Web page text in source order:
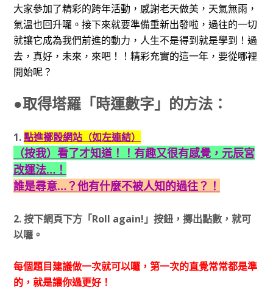
大家參加了精彩的跨年活動，感謝老天做美，天氣無雨，
氣溫也回升囉。接下來就要準備重新出發啦，過往的一切
就讓它成為我們前進的動力，人生不是得到就是學到！過
去，真好，未來，來吧！！精彩充實的這一年，要從哪裡
開始呢？
●取得塔羅「時運數字」的方法：
1.點進擲骰網站（如左連結）
（按我）看了才知道！！有趣又很有感覺，元辰宮
改運法…！
誰是尋意…？他有什麼不被人知的過往？！
2. 按下網頁下方「Roll again!」 按鈕，擲出點數，就可
以囉。
每個題目建議做一次就可以囉，第一次的直覺常常都是準
的，就是讓你過更好！